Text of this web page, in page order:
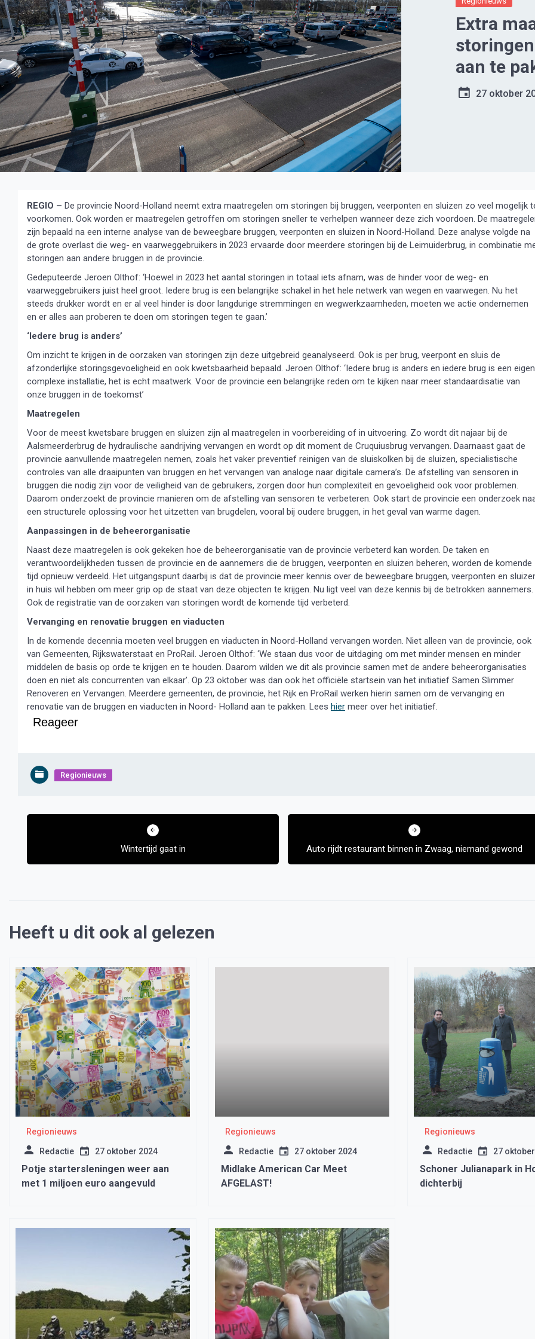
Extra
aan te
27 oktober
REGIO – De provincie Noord-Holland neemt extra maatregelen om storingen bij bruggen, veerponten en sluizen zo veel mogelijk
voorkomen. Ook worden er maatregelen getroffen om storingen sneller te verhelpen wanneer deze zich voordoen. De
zijn bepaald na een interne analyse van de beweegbare bruggen, veerponten en sluizen in Noord-Holland. Deze analyse volgde na
de grote overlast die weg- en vaarweggebruikers in 2023 ervaarde door meerdere storingen bij de Leimuiderbrug, in combinatie
storingen aan andere bruggen in de provincie.
Gedeputeerde Jeroen Olthof: ‘Hoewel in 2023 het aantal storingen in totaal iets afnam, was de hinder voor de weg- en
vaarweggebruikers juist heel groot. Iedere brug is een belangrijke schakel in het hele netwerk van wegen en vaarwegen. Nu het
steeds drukker wordt en er al veel hinder is door langdurige stremmingen en wegwerkzaamheden, moeten we actie ondernemen
en er alles aan proberen te doen om storingen tegen te gaan.’
‘Iedere brug is anders’
Om inzicht te krijgen in de oorzaken van storingen zijn deze uitgebreid geanalyseerd. Ook is per brug, veerpont en sluis de
afzonderlijke storingsgevoeligheid en ook kwetsbaarheid bepaald. Jeroen Olthof: ‘Iedere brug is anders en iedere brug is een eigen
complexe installatie, het is echt maatwerk. Voor de provincie een belangrijke reden om te kijken naar meer standaardisatie van
onze bruggen in de toekomst’
Maatregelen
Voor de meest kwetsbare bruggen en sluizen zijn al maatregelen in voorbereiding of in uitvoering. Zo wordt dit najaar bij de
Aalsmeerderbrug de hydraulische aandrijving vervangen en wordt op dit moment de Cruquiusbrug vervangen. Daarnaast gaat de
provincie aanvullende maatregelen nemen, zoals het vaker preventief reinigen van de sluiskolken bij de sluizen, specialistische
controles van alle draaipunten van bruggen en het vervangen van analoge naar digitale camera’s. De afstelling van sensoren in
bruggen die nodig zijn voor de veiligheid van de gebruikers, zorgen door hun complexiteit en gevoeligheid ook voor problemen.
Daarom onderzoekt de provincie manieren om de afstelling van sensoren te verbeteren. Ook start de provincie een onderzoek
een structurele oplossing voor het uitzetten van brugdelen, vooral bij oudere bruggen, in het geval van warme dagen.
Aanpassingen in de beheerorganisatie
Naast deze maatregelen is ook gekeken hoe de beheerorganisatie van de provincie verbeterd kan worden. De taken en
verantwoordelijkheden tussen de provincie en de aannemers die de bruggen, veerponten en sluizen beheren, worden de komende
tijd opnieuw verdeeld. Het uitgangspunt daarbij is dat de provincie meer kennis over de beweegbare bruggen, veerponten en
in huis wil hebben om meer grip op de staat van deze objecten te krijgen. Nu ligt veel van deze kennis bij de betrokken aannemers.
Ook de registratie van de oorzaken van storingen wordt de komende tijd verbeterd.
Vervanging en renovatie bruggen en viaducten
In de komende decennia moeten veel bruggen en viaducten in Noord-Holland vervangen worden. Niet alleen van de provincie, ook
van Gemeenten, Rijkswaterstaat en ProRail. Jeroen Olthof: ‘We staan dus voor de uitdaging om met minder mensen en minder
middelen de basis op orde te krijgen en te houden. Daarom wilden we dit als provincie samen met de andere beheerorganisaties
doen en niet als concurrenten van elkaar’. Op 23 oktober was dan ook het officiële startsein van het initiatief Samen Slimmer
Renoveren en Vervangen. Meerdere gemeenten, de provincie, het Rijk en ProRail werken hierin samen om de vervanging en
renovatie van de bruggen en viaducten in Noord- Holland aan te pakken. Lees hier meer over het initiatief.
Reageer
Regionieuws
Bericht
Wintertijd gaat in Auto rijdt restaurant binnen in Zwaag, niemand gewond
Heeft u dit ook al gelezen
Regionieuws
Redactie 27 oktober 2024
Potje startersleningen weer aan
met 1 miljoen euro aangevuld
Regionieuws
Redactie 27 oktober 2024
Midlake American Car Meet
AFGELAST!
Regionieuws
Redactie 27
Schoner Julianapark in
dichterbij